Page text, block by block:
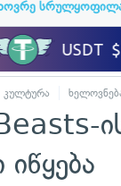
კულტურა